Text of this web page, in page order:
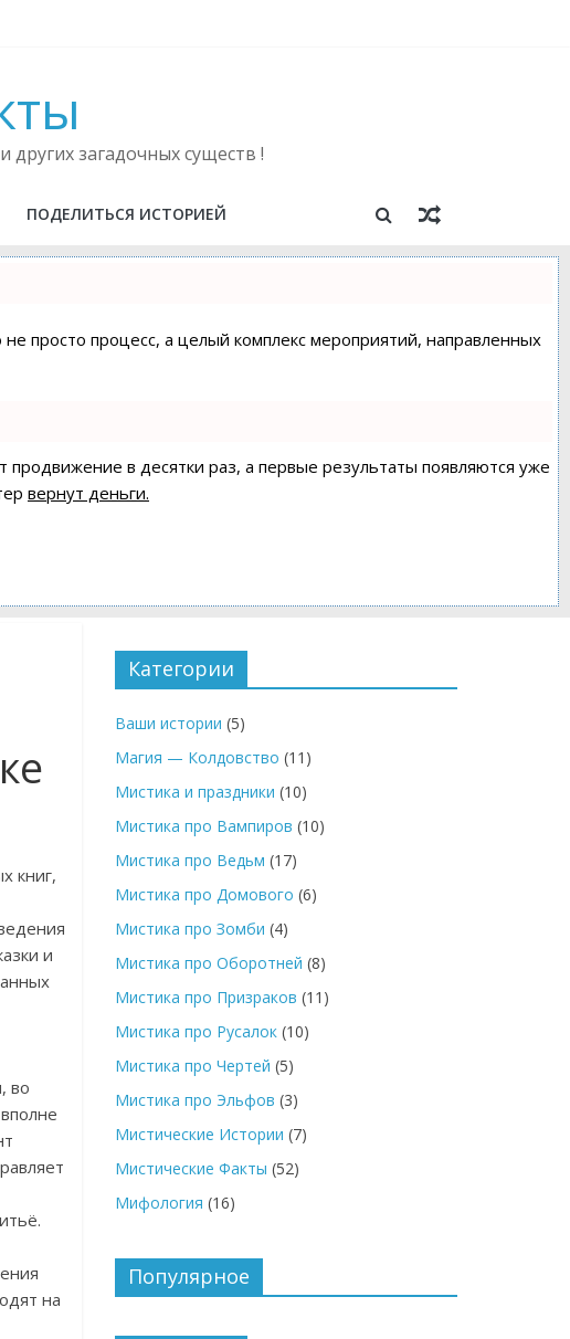
загадочных существ !
ПОДЕЛИТЬСЯ ИСТОРИЕЙ
просто процесс, а целый комплекс мероприятий, направленных
продвижение в десятки раз, а первые результаты появляются уже
вернут деньги.
книг,
и
во
на
Категории
Ваши истории (5)
Магия — Колдовство (11)
Мистика и праздники (10)
Мистика про Вампиров (10)
Мистика про Ведьм (17)
Мистика про Домового (6)
Мистика про Зомби (4)
Мистика про Оборотней (8)
Мистика про Призраков (11)
Мистика про Русалок (10)
Мистика про Чертей (5)
Мистика про Эльфов (3)
Мистические Истории (7)
Мистические Факты (52)
Мифология (16)
Популярное